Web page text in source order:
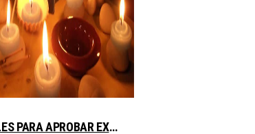
➤ RITUALES PARA APROBAR EXAMENES COMPARA PRECIOS AL COMPRAR CON LIBRERIAESOTERICA.NET